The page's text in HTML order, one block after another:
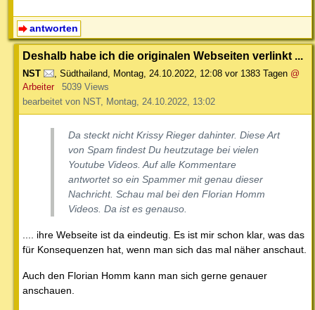
antworten
Deshalb habe ich die originalen Webseiten verlinkt ...
NST , Südthailand, Montag, 24.10.2022, 12:08 vor 1383 Tagen @
Arbeiter
5039 Views
bearbeitet von NST, Montag, 24.10.2022, 13:02
Da steckt nicht Krissy Rieger dahinter. Diese Art
von Spam findest Du heutzutage bei vielen
Youtube Videos. Auf alle Kommentare
antwortet so ein Spammer mit genau dieser
Nachricht. Schau mal bei den Florian Homm
Videos. Da ist es genauso.
.... ihre Webseite ist da eindeutig. Es ist mir schon klar, was das
für Konsequenzen hat, wenn man sich das mal näher anschaut.
Auch den Florian Homm kann man sich gerne genauer
anschauen.